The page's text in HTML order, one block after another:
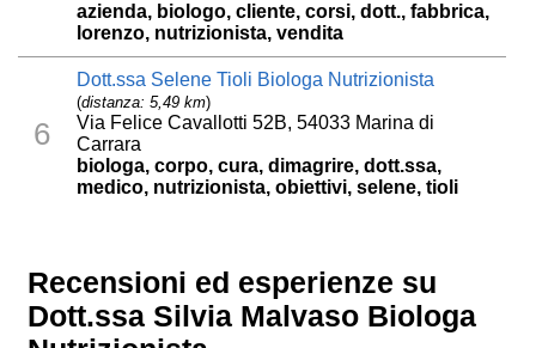
azienda, biologo, cliente, corsi, dott., fabbrica,
lorenzo, nutrizionista, vendita
6
Dott.ssa Selene Tioli Biologa Nutrizionista
(distanza: 5,49 km)
Via Felice Cavallotti 52B, 54033 Marina di
Carrara
biologa, corpo, cura, dimagrire, dott.ssa,
medico, nutrizionista, obiettivi, selene, tioli
Recensioni ed esperienze su
Dott.ssa Silvia Malvaso Biologa